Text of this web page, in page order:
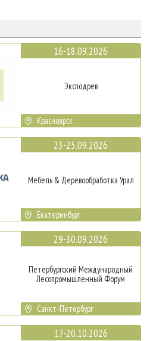
16-18.09.2026
Эксподрев
Красноярск
23-25.09.2026
Мебель & Деревообработка Урал
Екатеринбург
29-30.09.2026
Петербургский Международный
Лесопромышленный Форум
Санкт-Петербург
17-20.10.2026